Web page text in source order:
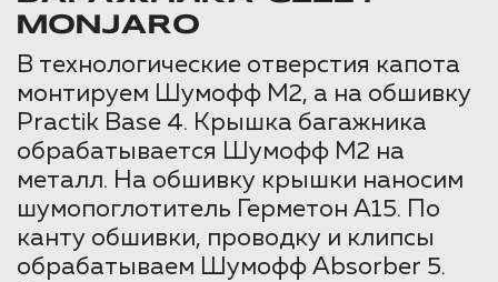
MONJARO
В технологические отверстия капота
монтируем Шумофф М2, а на обшивку
Practik Base 4. Крышка багажника
обрабатывается Шумофф М2 на
металл. На обшивку крышки наносим
шумопоглотитель Герметон A15. По
канту обшивки, проводку и клипсы
обрабатываем Шумофф Absorber 5.